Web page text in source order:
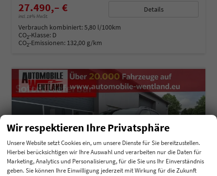
27.490,– €
incl. 19% MwSt.
Details
Verbrauch kombiniert:5,80 l/100km
CO2-Klasse: D
CO2-Emissionen: 132,00 g/km
Wir respektieren Ihre Privatsphäre
Unsere Website setzt Cookies ein, um unsere Dienste für Sie bereitzustellen.
Hierbei berücksichtigen wir Ihre Auswahl und verarbeiten nur die Daten für
Marketing, Analytics und Personalisierung, für die Sie uns Ihr Einverständnis
geben. Sie können Ihre Einwilligung jederzeit mit Wirkung für die Zukunft